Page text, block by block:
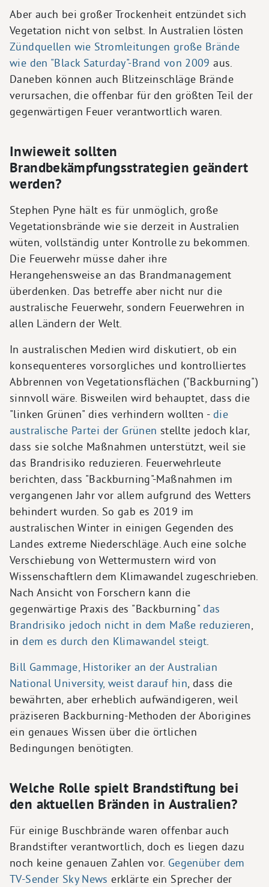
Aber auch bei großer Trockenheit entzündet sich
Vegetation nicht von selbst. In Australien lösten
Zündquellen wie Stromleitungen große Brände
wie den "Black Saturday"-Brand von 2009 aus.
Daneben können auch Blitzeinschläge Brände
verursachen, die offenbar für den größten Teil der
gegenwärtigen Feuer verantwortlich waren.
Inwieweit sollten
Brandbekämpfungsstrategien geändert
werden?
Stephen Pyne hält es für unmöglich, große
Vegetationsbrände wie sie derzeit in Australien
wüten, vollständig unter Kontrolle zu bekommen.
Die Feuerwehr müsse daher ihre
Herangehensweise an das Brandmanagement
überdenken. Das betreffe aber nicht nur die
australische Feuerwehr, sondern Feuerwehren in
allen Ländern der Welt.
In australischen Medien wird diskutiert, ob ein
konsequenteres vorsorgliches und kontrolliertes
Abbrennen von Vegetationsflächen ("Backburning")
sinnvoll wäre. Bisweilen wird behauptet, dass die
"linken Grünen" dies verhindern wollten - die
australische Partei der Grünen stellte jedoch klar,
dass sie solche Maßnahmen unterstützt, weil sie
das Brandrisiko reduzieren. Feuerwehrleute
berichten, dass "Backburning"-Maßnahmen im
vergangenen Jahr vor allem aufgrund des Wetters
behindert wurden. So gab es 2019 im
australischen Winter in einigen Gegenden des
Landes extreme Niederschläge. Auch eine solche
Verschiebung von Wettermustern wird von
Wissenschaftlern dem Klimawandel zugeschrieben.
Nach Ansicht von Forschern kann die
gegenwärtige Praxis des "Backburning" das
Brandrisiko jedoch nicht in dem Maße reduzieren
in dem es durch den Klimawandel steigt
Bill Gammage, Historiker an der Australian
National University, weist darauf hin , dass die
bewährten, aber erheblich aufwändigeren, weil
präziseren Backburning-Methoden der Aborigines
ein genaues Wissen über die örtlichen
Bedingungen benötigten.
Welche Rolle spielt Brandstiftung bei
den aktuellen Bränden in Australien?
Für einige Buschbrände waren offenbar auch
Brandstifter verantwortlich, doch es liegen dazu
noch keine genauen Zahlen vor. Gegenüber dem
TV-Sender Sky News erklärte ein Sprecher der